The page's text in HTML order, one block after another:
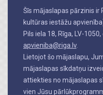
Šīs mājaslapas pārzinis ir
kultūras iestāžu
Pils iela 18, Rīga, LV-
apvieniba@riga.lv.
Lietojot šo mājaslapu,
mājaslapas sīkdatņu
attiekties no mājaslapas
vien Jūsu